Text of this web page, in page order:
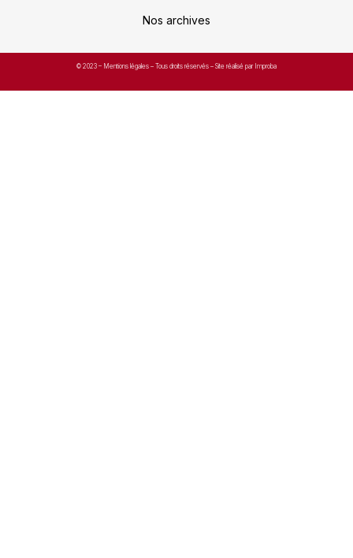
Nos archives
© 2023 – Mentions légales – Tous droits réservés – Site réalisé par Improba